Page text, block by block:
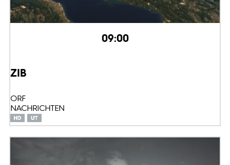
09:00
ZIB
ORF
NACHRICHTEN